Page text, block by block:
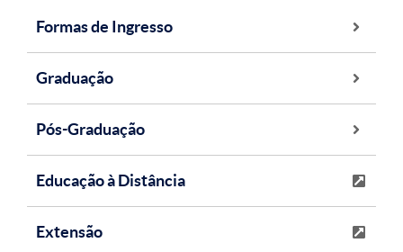
Formas de Ingresso
Graduação
Pós-Graduação
Educação à Distância
Extensão